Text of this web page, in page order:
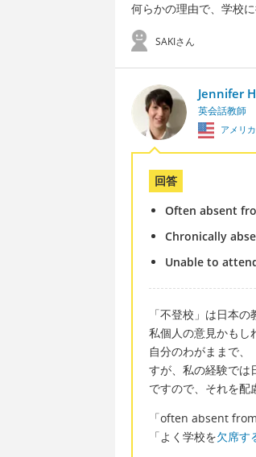
何らかの理由で、学校
SAKIさん
Jennifer H
英会話教師
アメリ
回答
Often absent
Chronically
Unable to
「不登校」は日本
私個人の意見かもし
自分のわがままで、
すが、私の経験では
ですので、それを配
「often absent
「よく学校を欠席す